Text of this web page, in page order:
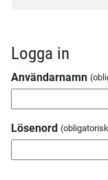
Logga in
Användarnamn
Lösenord